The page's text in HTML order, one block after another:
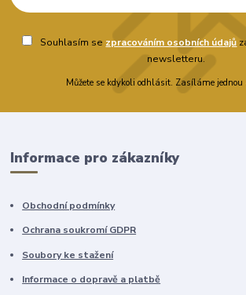
Souhlasím se zpracováním osobních údajů
newsletteru.
Můžete se kdykoli odhlásit. Zasíláme
Informace pro zákazníky
Obchodní podmínky
Ochrana soukromí GDPR
Soubory ke stažení
Informace o dopravě a platbě